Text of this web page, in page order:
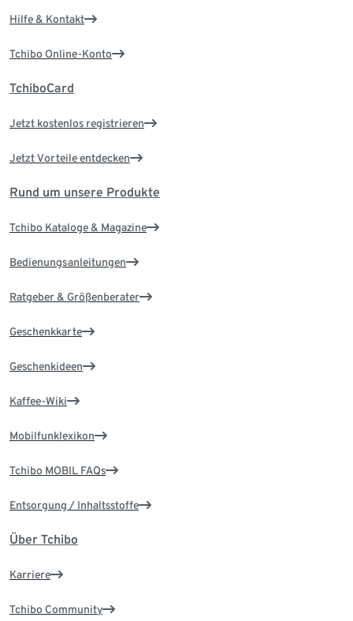
Hilfe & Kontakt
Tchibo Online-Konto
TchiboCard
Jetzt kostenlos registrieren
Jetzt Vorteile entdecken
Rund um unsere Produkte
Tchibo Kataloge & Magazine
Bedienungsanleitungen
Ratgeber & Größenberater
Geschenkkarte
Geschenkideen
Kaffee-Wiki
Mobilfunklexikon
Tchibo MOBIL FAQs
Entsorgung / Inhaltsstoffe
Über Tchibo
Karriere
Tchibo Community